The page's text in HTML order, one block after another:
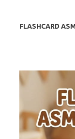
FLASHCARD